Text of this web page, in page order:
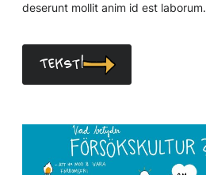
deserunt mollit anim id est laborum.
Teksti